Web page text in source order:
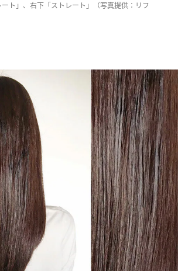
ート」、右下「ストレート」（写真提供：リフ